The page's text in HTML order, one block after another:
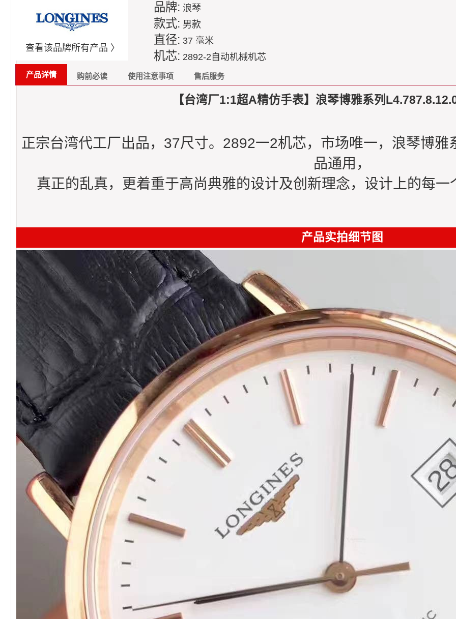
查看该品牌所有产品 〉
品牌: 浪琴
款式: 男款
直径: 37 毫米
机芯: 2892-2自动机械机芯
产品详情 购前必读 使用注意事项 售后服务
【台湾厂1:1超A精仿手表】浪琴博雅系列
正宗台湾代工厂出品，37尺寸。2892一2机芯，市场唯一，浪琴博
品通用，
真正的乱真，更着重于高尚典雅的设计及创新理念，设计上的每
产品实拍细节图